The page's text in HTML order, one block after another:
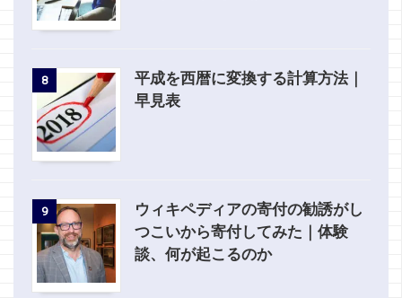
8
平成を西暦に変換する計算方法｜
早見表
9
ウィキペディアの寄付の勧誘がし
つこいから寄付してみた｜体験
談、何が起こるのか